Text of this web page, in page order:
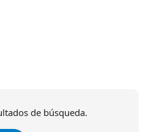
de búsqueda.